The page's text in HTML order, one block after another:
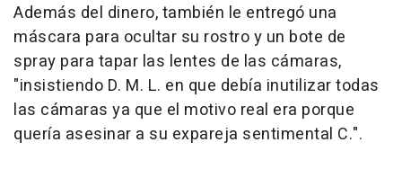
Además del dinero, también le entregó una
máscara para ocultar su rostro y un bote de
spray para tapar las lentes de las cámaras,
"insistiendo D. M. L. en que debía inutilizar todas
las cámaras ya que el motivo real era porque
quería asesinar a su expareja sentimental C.".